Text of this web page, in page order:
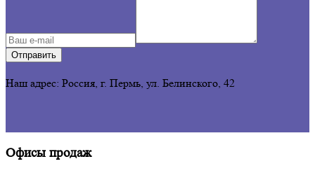
Отправить
Наш адрес: Россия, г. Пермь, ул. Белинского, 42
Офисы продаж